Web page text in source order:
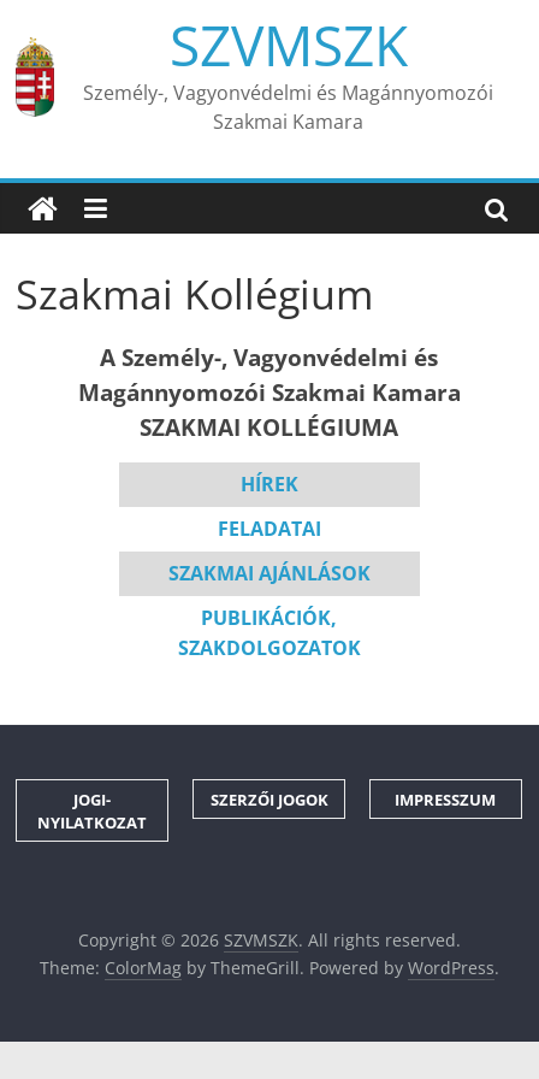
content
SZVMSZK
Személy-, Vagyonvédelmi és Magánnyomozói
Szakmai Kamara
Szakmai Kollégium
A Személy-, Vagyonvédelmi és
Magánnyomozói Szakmai Kamara
SZAKMAI KOLLÉGIUMA
HÍREK
FELADATAI
SZAKMAI AJÁNLÁSOK
PUBLIKÁCIÓK,
SZAKDOLGOZATOK
JOGI-
NYILATKOZAT
SZERZŐI JOGOK IMPRESSZUM
Copyright © 2026 SZVMSZK. All rights reserved.
Theme: ColorMagby ThemeGrill. Powered by WordPress.